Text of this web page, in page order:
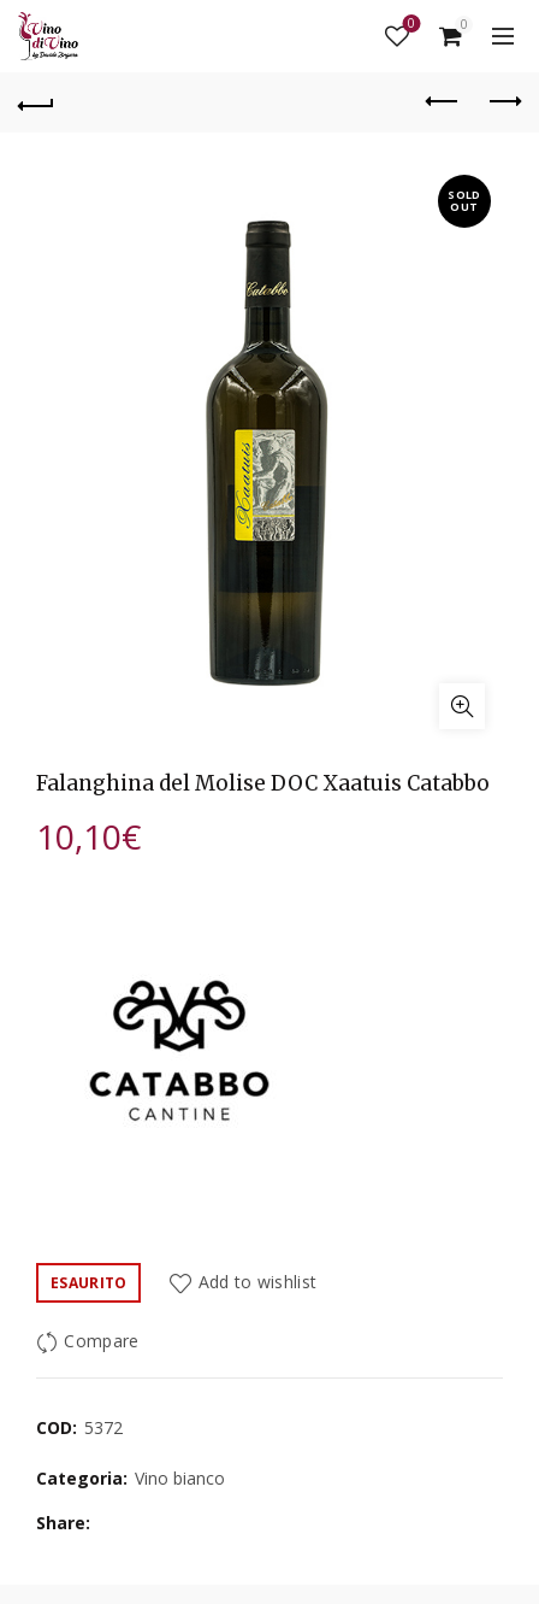
0 0
SOLD
OUT
Falanghina del Molise DOC Xaatuis Catabbo
10,10€
ESAURITO Add to wishlist
Compare
COD: 5372
Categoria: Vino bianco
Share